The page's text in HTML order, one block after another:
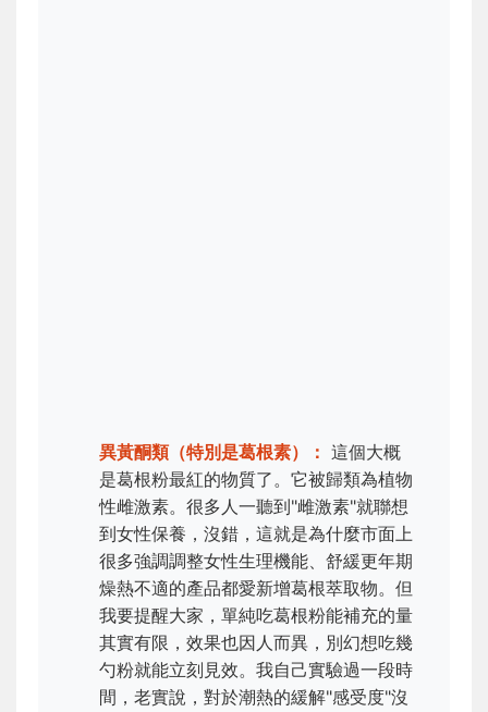
異黃酮類（特別是葛根素）： 這個大概
是葛根粉最紅的物質了。它被歸類為植物
性雌激素。很多人一聽到"雌激素"就聯想
到女性保養，沒錯，這就是為什麼市面上
很多強調調整女性生理機能、舒緩更年期
燥熱不適的產品都愛新增葛根萃取物。但
我要提醒大家，單純吃葛根粉能補充的量
其實有限，效果也因人而異，別幻想吃幾
勺粉就能立刻見效。我自己實驗過一段時
間，老實說，對於潮熱的緩解"感受度"沒